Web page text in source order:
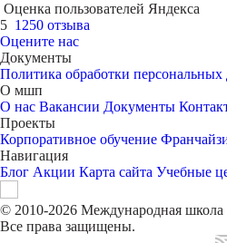
Оценка пользователей Яндекса
5 1250 отзыва
Оцените нас
Документы
Политика обработки
О мшп
О нас Вакансии Документы
Проекты
Корпоративное обучение
Навигация
Блог Акции Карта сайта Учебные
© 2010-2026 Международная школа
Все права защищены.